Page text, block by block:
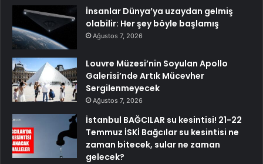
İnsanlar Dünya’ya uzaydan gelmiş
olabilir: Her şey böyle başlamış
Ağustos 7, 2026
Louvre Müzesi’nin Soyulan Apollo
Galerisi’nde Artık Mücevher
Sergilenmeyecek
Ağustos 7, 2026
İstanbul BAĞCILAR su kesintisi! 21-22
Temmuz İSKİ Bağcılar su kesintisi ne
zaman bitecek, sular ne zaman
gelecek?